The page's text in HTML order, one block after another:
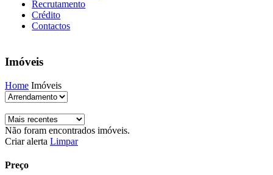
Recrutamento
Crédito
Contactos
Imóveis
Home Imóveis
Não foram encontrados imóveis.
Criar alerta Limpar
Preço